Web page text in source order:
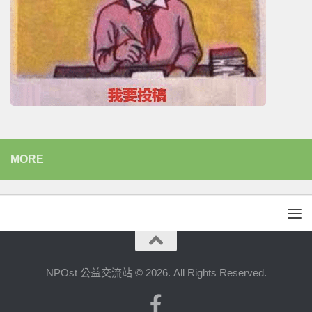
MORE
NPOst 公益交流站 © 2026. All Rights Reserved.